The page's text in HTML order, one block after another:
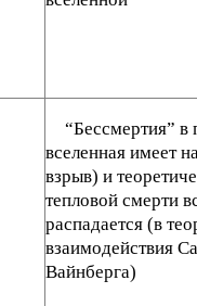
“Бессмертия”
вселенная имеет
взрыв) и
тепловой смерти
распадается (в
взаимодействия
Вайнберга)